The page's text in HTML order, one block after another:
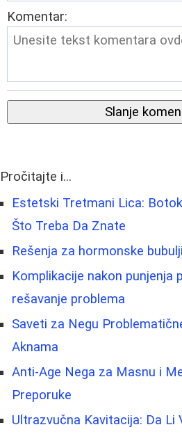
Komentar:
Slanje
Pročitajte i...
Estetski Tretmani Lica:
Što Treba Da Znate
Rešenja za hormonske
Komplikacije nakon punjenja
rešavanje problema
Saveti za Negu
Aknama
Anti-Age Nega za Masnu i
Preporuke
Ultrazvučna Kavitacija: Da Li